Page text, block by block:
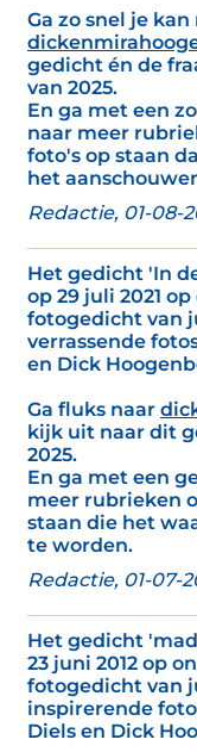
Ga zo snel je kan
gedicht én de
van 2025.
En ga met een
naar meer
foto's op staan
het
Redactie, 01-08-
Het gedicht 'In
op 29 juli 2021
fotogedicht van
verrassende
en Dick
Ga fluks naar
kijk uit naar dit
2025.
En ga met een
meer rubrieken
staan die het
te worden.
Redactie, 01-07-
Het gedicht
23 juni 2012 op
fotogedicht van
inspirerende
Diels en Dick